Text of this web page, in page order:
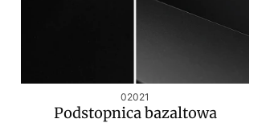
Kod produktu
02021
Podstopnica bazaltowa